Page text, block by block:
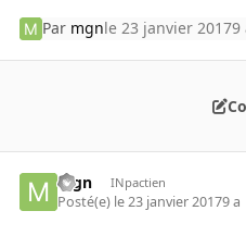
Par mgnle 23 janvier 20179
mgn INpactien
Posté(e) le 23 janvier 20179 a